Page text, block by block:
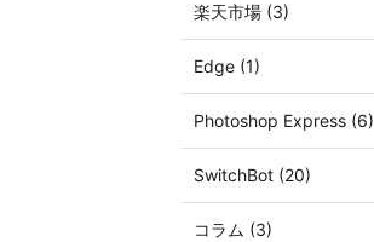
楽天市場 (3)
Edge (1)
Photoshop Express (6)
SwitchBot (20)
コラム (3)